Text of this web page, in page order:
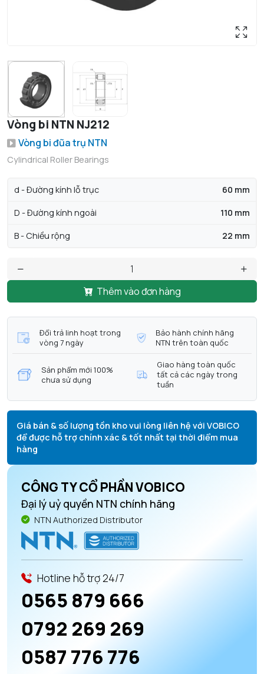
Vòng bi NTN NJ212
Vòng bi đũa trụ NTN
Cylindrical Roller Bearings
d - Đường kính lỗ trục 60 mm
D - Đường kính ngoài 110 mm
B - Chiều rộng 22 mm
Thêm vào đơn hàng
Đổi trả linh hoạt trong
vòng 7 ngày
Bảo hành chính hãng
NTN trên toàn quốc
Sản phẩm mới 100%
chưa sử dụng
Giao hàng toàn quốc
tất cả các ngày trong
tuần
Giá bán & số lượng tồn kho vui lòng liên hệ với VOBICO
để được hỗ trợ chính xác & tốt nhất tại thời điểm mua
hàng
CÔNG TY CỔ PHẦN VOBICO
Đại lý uỷ quyền NTN chính hãng
NTN Authorized Distributor
Hotline hỗ trợ 24/7
0565 879 666
0792 269 269
0587 776 776